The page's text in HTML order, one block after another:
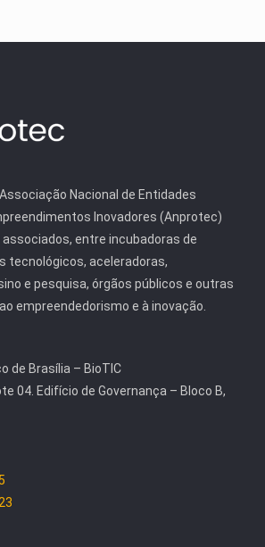
Nacional de Entidades
Inovadores (Anprotec)
entre incubadoras de
tecnológicos, aceleradoras,
e pesquisa, órgãos públicos e outras
empreendedorismo e à inovação.
de Brasília – BioTIC
04. Edifício de Governança – Bloco B,